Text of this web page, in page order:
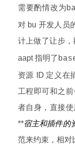
需要酌情改为
对 bu 开发人员
计上做了让步，
aapt 指明了
资源 ID 定义在
工程即可和之
者自身，直接
**宿主和插件的
范来约束，相对